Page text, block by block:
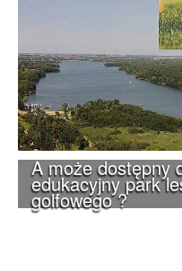
A może dostępny
edukacyjny park
golfowego ?